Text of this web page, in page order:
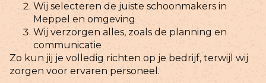
Wij selecteren de juiste schoonmakers in
Meppel en omgeving
Wij verzorgen alles, zoals de planning en
communicatie
Zo kun jij je volledig richten op je bedrijf, terwijl wij
zorgen voor ervaren personeel.